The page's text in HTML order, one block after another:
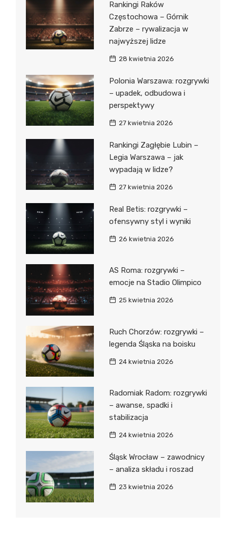
Rankingi Raków
Częstochowa – Górnik
Zabrze – rywalizacja w
najwyższej lidze
28 kwietnia 2026
Polonia Warszawa: rozgrywki
– upadek, odbudowa i
perspektywy
27 kwietnia 2026
Rankingi Zagłębie Lubin –
Legia Warszawa – jak
wypadają w lidze?
27 kwietnia 2026
Real Betis: rozgrywki –
ofensywny styl i wyniki
26 kwietnia 2026
AS Roma: rozgrywki –
emocje na Stadio Olimpico
25 kwietnia 2026
Ruch Chorzów: rozgrywki –
legenda Śląska na boisku
24 kwietnia 2026
Radomiak Radom: rozgrywki
– awanse, spadki i
stabilizacja
24 kwietnia 2026
Śląsk Wrocław – zawodnicy
– analiza składu i roszad
23 kwietnia 2026